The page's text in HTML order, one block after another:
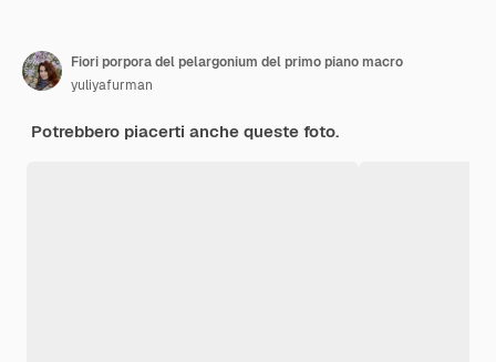
Fiori porpora del pelargonium del primo piano macro
yuliyafurman
Potrebbero piacerti anche queste foto.